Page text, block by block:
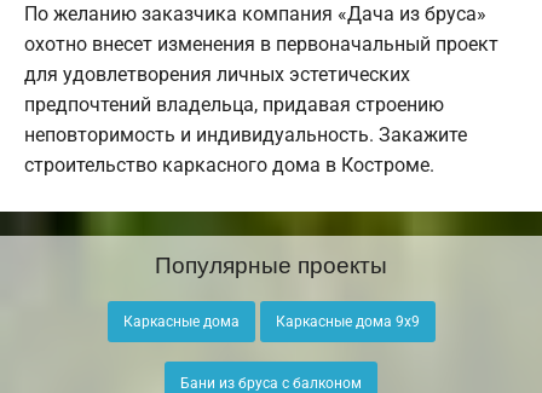
По желанию заказчика компания «Дача из бруса»
охотно внесет изменения в первоначальный проект
для удовлетворения личных эстетических
предпочтений владельца, придавая строению
неповторимость и индивидуальность. Закажите
строительство каркасного дома в Костроме.
Популярные проекты
Каркасные дома Каркасные дома 9х9
Бани из бруса с балконом